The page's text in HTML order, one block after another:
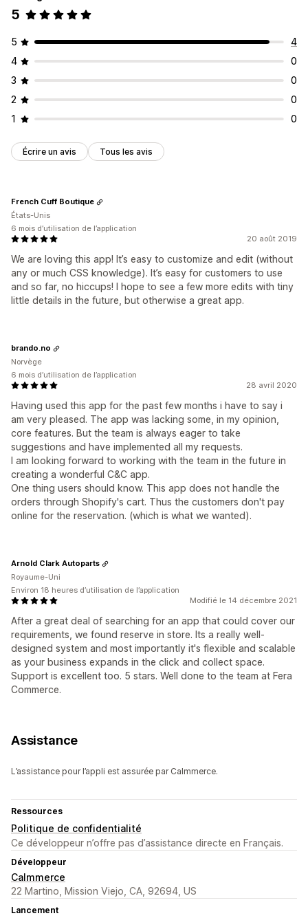
5
5
4
4
0
3
0
2
0
1
0
Écrire un avis Tous les avis
20 août 2019
We are loving this app! It’s easy to customize and edit (without
any or much CSS knowledge). It’s easy for customers to use
and so far, no hiccups! I hope to see a few more edits with tiny
little details in the future, but otherwise a great app.
French Cuff Boutique
États-Unis
6 mois d’utilisation de l’application
28 avril 2020
Having used this app for the past few months i have to say i
am very pleased. The app was lacking some, in my opinion,
core features. But the team is always eager to take
suggestions and have implemented all my requests.
I am looking forward to working with the team in the future in
creating a wonderful C&C app.
One thing users should know. This app does not handle the
orders through Shopify's cart. Thus the customers don't pay
online for the reservation. (which is what we wanted).
brando.no
Norvège
6 mois d’utilisation de l’application
Modifié le 14 décembre 2021
After a great deal of searching for an app that could cover our
requirements, we found reserve in store. Its a really well-
designed system and most importantly it's flexible and scalable
as your business expands in the click and collect space.
Support is excellent too. 5 stars. Well done to the team at Fera
Commerce.
Arnold Clark Autoparts
Royaume-Uni
Environ 18 heures d’utilisation de l’application
Assistance
L’assistance pour l’appli est assurée par Calmmerce.
Ressources
Politique de confidentialité
Ce développeur n’offre pas d’assistance directe en Français.
Développeur
Calmmerce
22 Martino, Mission Viejo, CA, 92694, US
Lancement